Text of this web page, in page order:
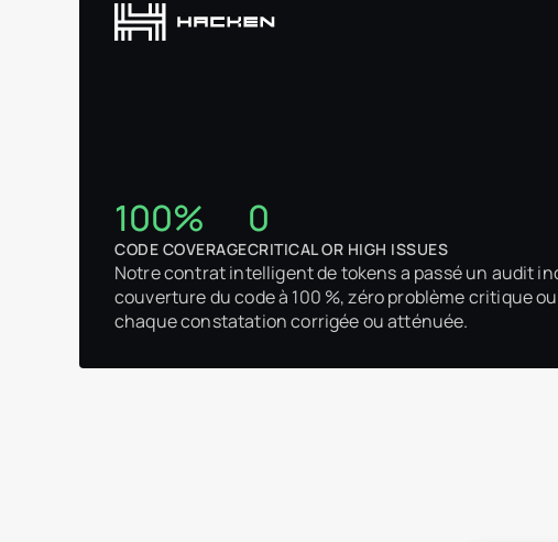
100%
CODE COVERAGE
0
CRITICAL OR HIGH ISSUES
Notre contrat intelligent de tokens a passé un audit
couverture du code à 100 %, zéro problème critique
chaque constatation corrigée ou atténuée.